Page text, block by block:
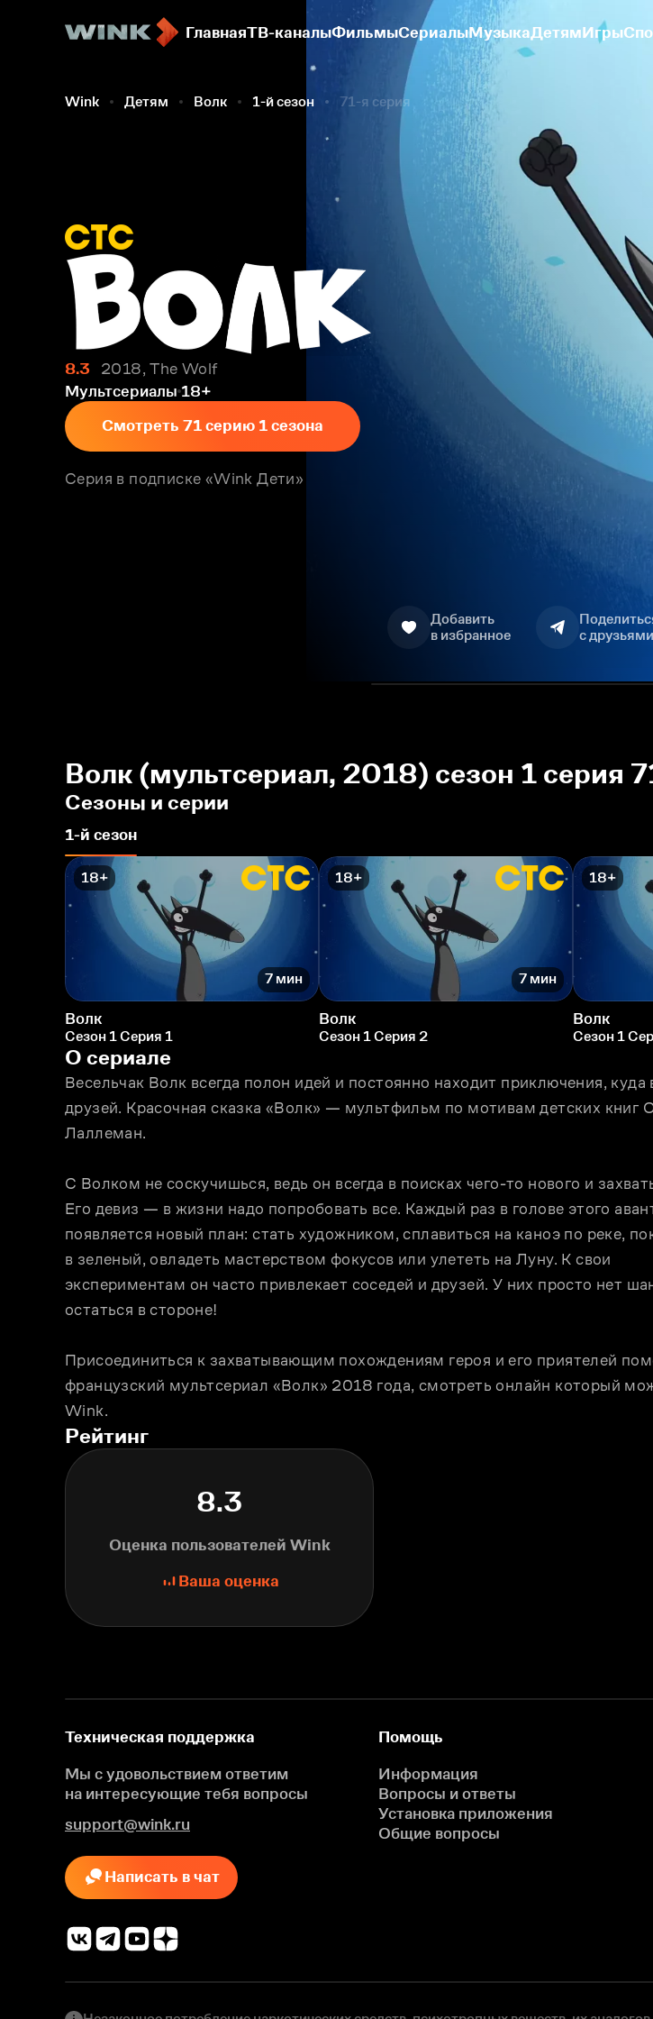
ГлавнаяТВ-каналыФильмыСериалыМузыкаДетямИгры
Wink Детям Волк 1-й сезон 71-я серия
8.3
2018, The Wolf
Мультсериалы 18+
Смотреть 71 серию 1 сезона
Серия в подписке «Wink Дети»
Добавить
в избранное
с друзьями
Волк (мультсериал, 2018) сезон 1 серия
Сезоны и серии
1-й сезон
18+
7 мин
Волк
Сезон 1 Серия 1
18+
7 мин
Волк
Сезон 1 Серия 2
18+
Волк
Сезон 1
О сериале
Весельчак Волк всегда полон идей и постоянно находит приключения, куда
друзей. Красочная сказка «Волк» — мультфильм по мотивам детских книг
Лаллеман.
С Волком не соскучишься, ведь он всегда в поисках чего-то нового и
Его девиз — в жизни надо попробовать все. Каждый раз в голове этого
появляется новый план: стать художником, сплавиться на каноэ по реке,
в зеленый, овладеть мастерством фокусов или улететь на Луну. К свои
экспериментам он часто привлекает соседей и друзей. У них просто нет
остаться в стороне!
Присоединиться к захватывающим похождениям героя и его приятелей
французский мультсериал «Волк» 2018 года, смотреть онлайн который
Wink.
Рейтинг
8.3
Оценка пользователей Wink
Ваша оценка
Техническая поддержка
Мы с удовольствием ответим
на интересующие тебя вопросы
support@wink.ru
Написать в чат
Помощь
Информация
Вопросы и ответы
Установка приложения
Общие вопросы